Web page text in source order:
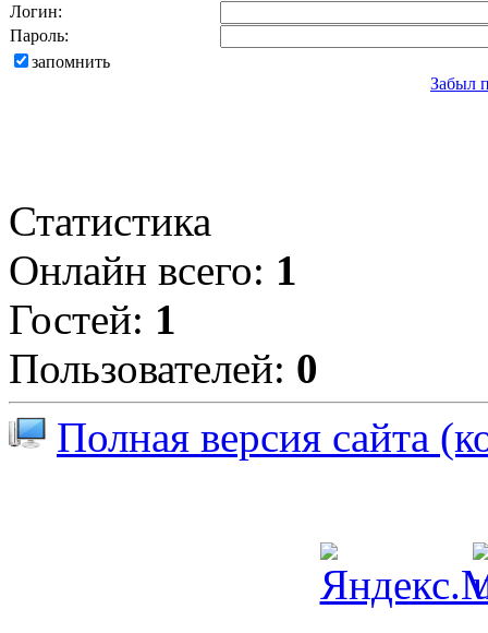
Логин:
Пароль:
запомнить
Забыл
Статистика
Онлайн всего: 1
Гостей: 1
Пользователей: 0
Полная версия сайта